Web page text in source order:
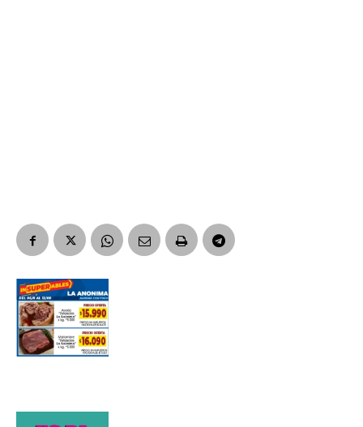
Nombre
Apellidos
Número de teléfono